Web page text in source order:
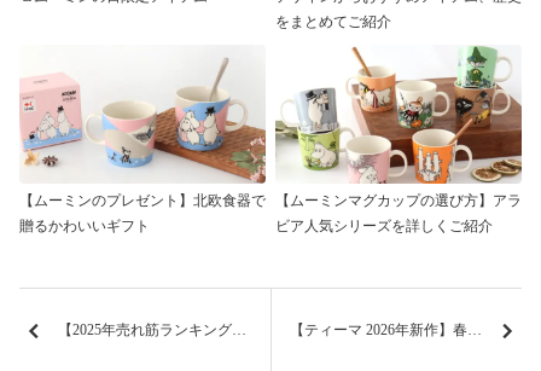
をまとめてご紹介
【ムーミンのプレゼント】北欧食器で
贈るかわいいギフト
【ムーミンマグカップの選び方】アラ
ビア人気シリーズを詳しくご紹介
【2025年売れ筋ランキング】うちるで人気の和食器TOP20 【ティーマ 2026年新作】春夏限定 ハンターグリーン＆ローズ